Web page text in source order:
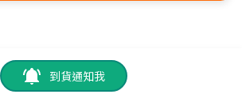
到貨通知我